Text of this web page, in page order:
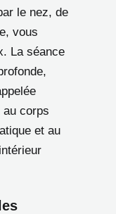
le nez, de
vous
La séance
au corps
et au